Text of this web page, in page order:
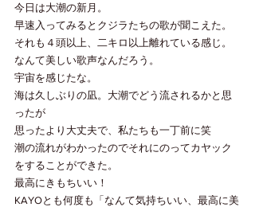
今日は大潮の新月。
早速入ってみるとクジラたちの歌が聞こえた。
それも４頭以上、二キロ以上離れている感じ。
なんて美しい歌声なんだろう。
宇宙を感じたな。
海は久しぶりの凪。大潮でどう流されるかと思
ったが
思ったより大丈夫で、私たちも一丁前に笑
潮の流れがわかったのでそれにのってカヤック
をすることができた。
最高にきもちいい！
KAYOとも何度も「なんて気持ちいい、最高に美